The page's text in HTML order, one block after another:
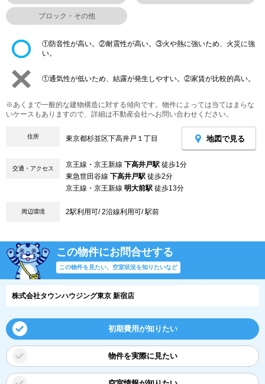
ブロック・その他
①防音性が高い。②耐震性が高い。③火や熱に強いため、火災に強
い。
①通気性が低いため、結露が発生しやすい。②家賃が比較的高い。
※あくまで一般的な建物構造に対する傾向です。物件によっては当てはまらな
いケースもありますので、詳細は不動産会社へお問い合わせください。
住所 東京都杉並区下高井戸１丁目 地図で見る
交通・アクセス 京王線・京王新線 下高井戸駅 徒歩1分
東急世田谷線 下高井戸駅 徒歩2分
京王線・京王新線 明大前駅 徒歩13分
周辺環境 2駅利用可/ 2沿線利用可/ 駅前
この物件にお問合せする
この物件を見たい、空室状況を知りたいなど
株式会社タウンハウジング東京 新宿店
初期費用が知りたい
物件を実際に見たい